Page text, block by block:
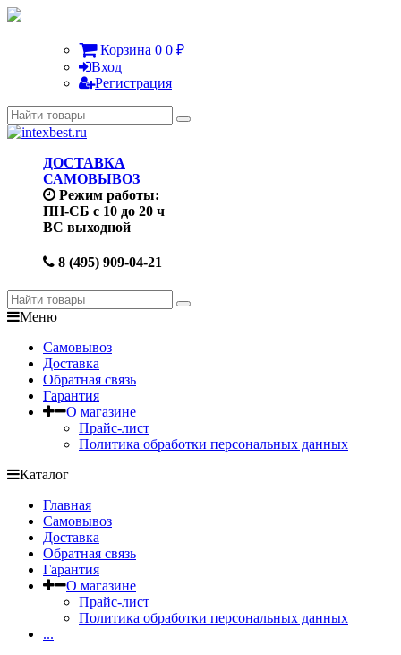
Корзина 0 0 ₽
Вход
Регистрация
ДОСТАВКА
САМОВЫВОЗ
Режим работы:
ПН-СБ с 10 до 20 ч
ВС выходной
8 (495) 909-04-21
Меню
Самовывоз
Доставка
Обратная связь
Гарантия
О магазине
Прайс-лист
Политика обработки персональных данных
Каталог
Главная
Самовывоз
Доставка
Обратная связь
Гарантия
О магазине
Прайс-лист
Политика обработки персональных данных
...